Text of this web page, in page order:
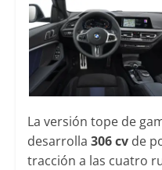
La versión tope de
desarrolla 306 cvde
tracción a las cuatro